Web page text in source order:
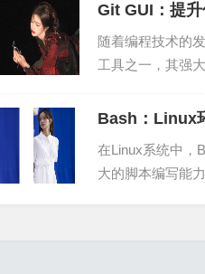
点击“Add webhook”按钮。
收Webhook通知
收GitHub Webhook通知：
Git GUI：提
随着编程技术的
工具之一，其强
Bash：Linux
在Linux系统中，
大的脚本编写能